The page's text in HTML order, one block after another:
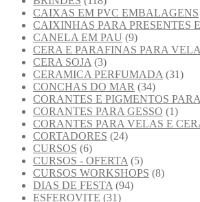
CAIXAS EM PVC EMBALAGENS
CAIXINHAS PARA PRESENTES
CANELA EM PAU (9)
CERA E PARAFINAS PARA
CERA SOJA (3)
CERAMICA PERFUMADA (31)
CONCHAS DO MAR (34)
CORANTES E PIGMENTOS
CORANTES PARA GESSO (1)
CORANTES PARA VELAS E
CORTADORES (24)
CURSOS (6)
CURSOS - OFERTA (5)
CURSOS WORKSHOPS (8)
DIAS DE FESTA (94)
ESFEROVITE (31)